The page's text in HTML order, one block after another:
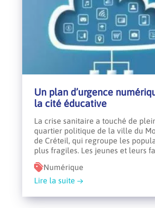
Un plan d’urgence
la cité éducative
La crise sanitaire a touché de
quartier politique de la ville du
de Créteil, qui regroupe les
plus fragiles. Les jeunes et leurs
Numérique
Lire la suite